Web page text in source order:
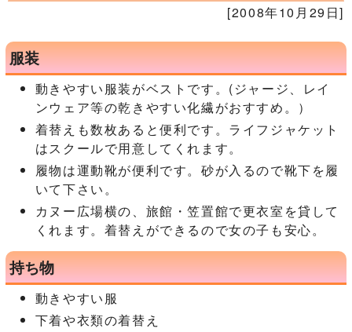
[2008年10月29日]
服装
動きやすい服装がベストです。(ジャージ、レイ
ンウェア等の乾きやすい化繊がおすすめ。）
着替えも数枚あると便利です。ライフジャケット
はスクールで用意してくれます。
履物は運動靴が便利です。砂が入るので靴下を履
いて下さい。
カヌー広場横の、旅館・笠置館で更衣室を貸して
くれます。着替えができるので女の子も安心。
持ち物
動きやすい服
下着や衣類の着替え